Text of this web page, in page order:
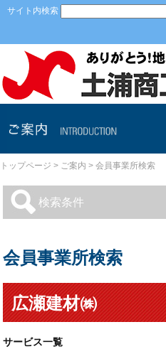
本文へ
サイト内検索
ご案内
トップページ > ご案内 > 会員事業所検索
検索条件
会員事業所検索
広瀬建材㈱
サービス一覧